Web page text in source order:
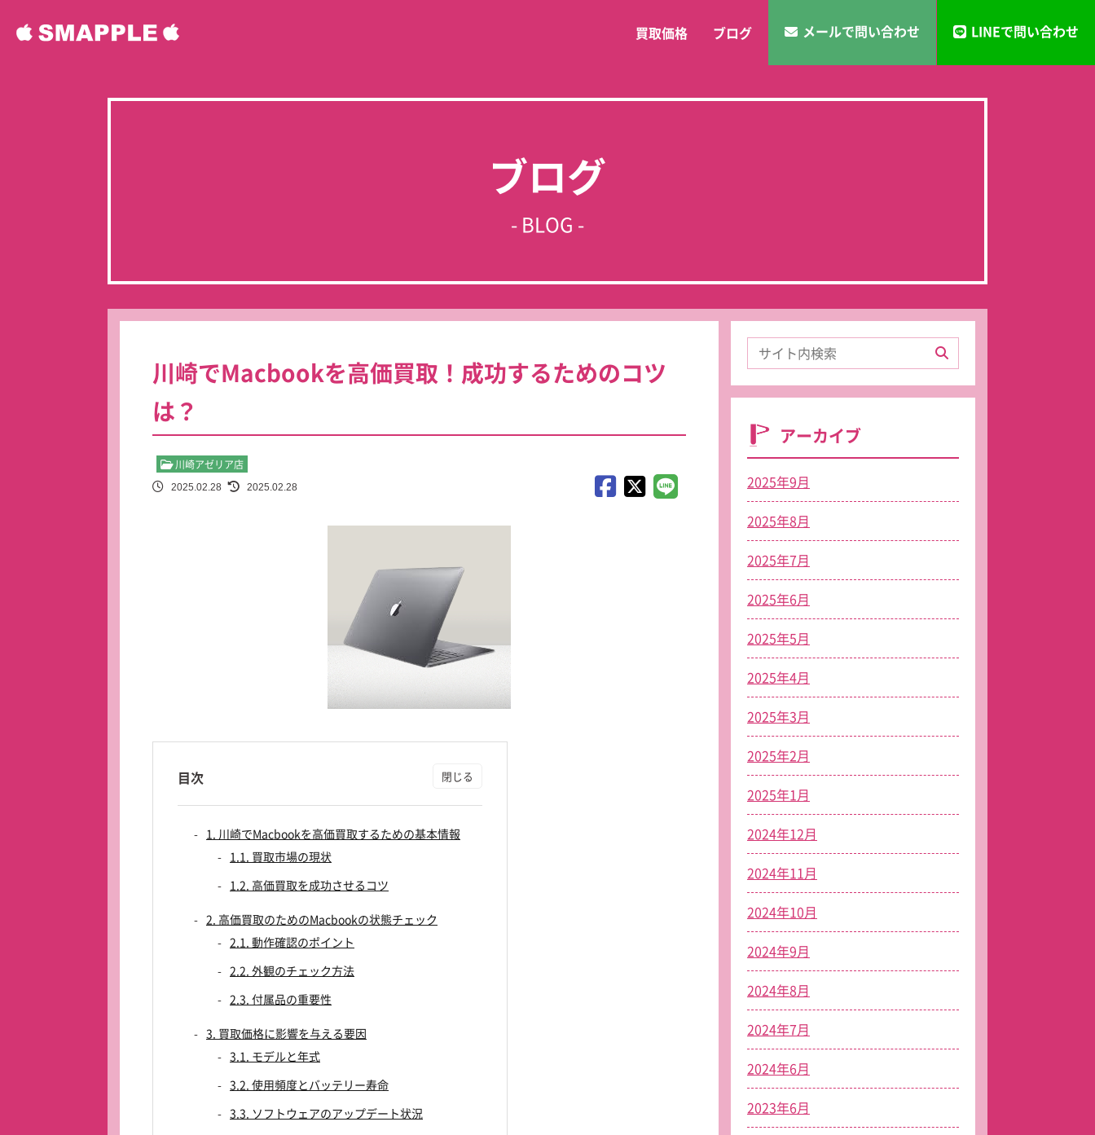
買取価格 ブログ メールで問い合わせ LINEで問い合わせ
ブログ
- BLOG -
川崎でMacbookを高価買取！成功するためのコツ
は？
川崎アゼリア店
2025.02.28 2025.02.28
目次
1. 川崎でMacbookを高価買取するための基本情報
1.1. 買取市場の現状
1.2. 高価買取を成功させるコツ
2. 高価買取のためのMacbookの状態チェック
2.1. 動作確認のポイント
2.2. 外観のチェック方法
2.3. 付属品の重要性
3. 買取価格に影響を与える要因
3.1. モデルと年式
3.2. 使用頻度とバッテリー寿命
3.3. ソフトウェアのアップデート状況
アーカイブ
2025年9月
2025年8月
2025年7月
2025年6月
2025年5月
2025年4月
2025年3月
2025年2月
2025年1月
2024年12月
2024年11月
2024年10月
2024年9月
2024年8月
2024年7月
2024年6月
2023年6月